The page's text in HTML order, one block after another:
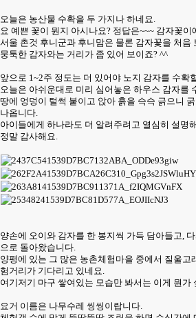
오늘은 농산물 수확을 두 가지나 하네요.
요 예쁜 꽃이 뭔지 아시나요? 정답은~~~ 감자꽃이
서울 촌것 후니군과 후니맘은 물론 감자꽃을 처음
뭉툭한 감자와는 거리가 좀 있어 보이죠? ^^
앞으로 1~2주 정도는 더 있어야 노지 감자를 수확
오늘은 아쉬운대로 미리 심어놓은 하우스 감자를
땅에 엉덩이 털썩 붙이고 앉아 흙을 슥슥 긁으니
나옵니다.
아이들에게 하나라도 더 알려주려고 열심히 설명
정말 감사해요.
양손에 오이와 감자를 한 봉지씩 가득 담아들고,
으로 돌아왔습니다.
양평에 있는 그 많은 농촌체험마을 중에서 질울고
험거리가 기다리고 있네요.
여기저기 마구 쌓여있는 모습만 봐서는 이게 뭔가
요거 이름은 나무수레 씽씽이랍니다.